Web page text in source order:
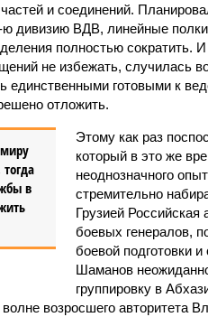
и соединений.
ю дивизию ВДВ, линейные
полностью сократить. И
не избежать, случилась
единственными готовыми к
отложить.
в
Этому как раз
который в это же
неоднозначного
стремительно
Грузией
боевых генералов,
боевой подготовки
Шаманов
группировку в
волне возросшего авторитета